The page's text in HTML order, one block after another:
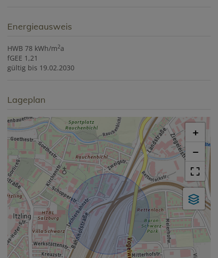
Energieausweis
HWB 78 kWh/m2a
fGEE 1,21
gültig bis 19.02.2030
Lageplan
+
−